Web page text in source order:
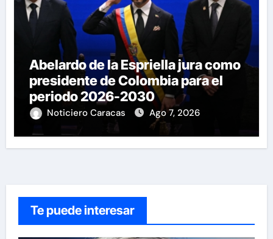
Abelardo de la Espriella jura como
presidente de Colombia para el
periodo 2026-2030
Noticiero Caracas Ago 7, 2026
Te puede interesar